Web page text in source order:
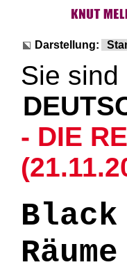
Darstellung:
Sie sind
- DIE